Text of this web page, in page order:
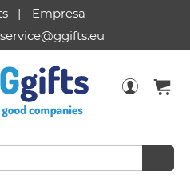
Empresa
service@ggifts.eu